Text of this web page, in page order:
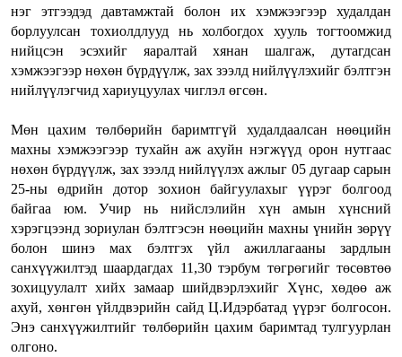
нэг этгээдэд давтамжтай болон их хэмжээгээр худалдан
борлуулсан тохиолдлууд нь холбогдох хууль тогтоомжид
нийцсэн эсэхийг яаралтай хянан шалгаж, дутагдсан
хэмжээгээр нөхөн бүрдүүлж, зах зээлд нийлүүлэхийг бэлтгэн
нийлүүлэгчид хариуцуулах чиглэл өгсөн.
Мөн цахим төлбөрийн баримтгүй худалдаалсан нөөцийн
махны хэмжээгээр тухайн аж ахуйн нэгжүүд орон нутгаас
нөхөн бүрдүүлж, зах зээлд нийлүүлэх ажлыг 05 дугаар сарын
25-ны өдрийн дотор зохион байгуулахыг үүрэг болгоод
байгаа юм. Учир нь нийслэлийн хүн амын хүнсний
хэрэгцээнд зориулан бэлтгэсэн нөөцийн махны үнийн зөрүү
болон шинэ мах бэлтгэх үйл ажиллагааны зардлын
санхүүжилтэд шаардагдах 11,30 тэрбум төгрөгийг төсөвтөө
зохицуулалт хийх замаар шийдвэрлэхийг Хүнс, хөдөө аж
ахуй, хөнгөн үйлдвэрийн сайд Ц.Идэрбатад үүрэг болгосон.
Энэ санхүүжилтийг төлбөрийн цахим баримтад тулгуурлан
олгоно.